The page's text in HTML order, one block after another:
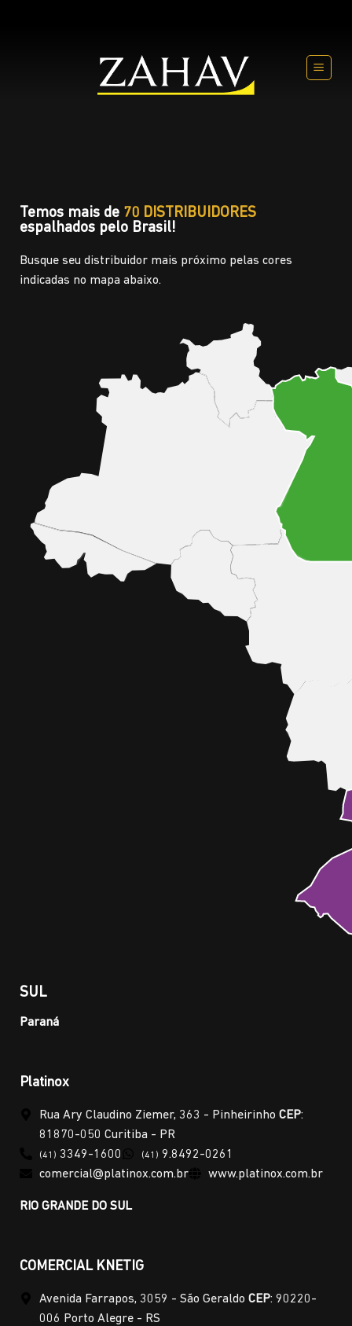
Temos mais de 70 DISTRIBUIDORES
espalhados pelo Brasil!
Busque seu distribuidor mais próximo pelas cores
indicadas no mapa abaixo.
SUL
Paraná
Platinox
Rua Ary Claudino Ziemer, 363 - Pinheirinho CEP:
81870-050 Curitiba - PR
(41) 3349-1600 (41) 9.8492-0261
comercial@platinox.com.br
www.platinox.com.br
RIO GRANDE DO SUL
COMERCIAL KNETIG
Avenida Farrapos, 3059 - São Geraldo CEP: 90220-
006 Porto Alegre - RS